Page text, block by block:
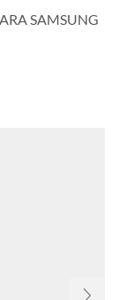
SAMSUNG